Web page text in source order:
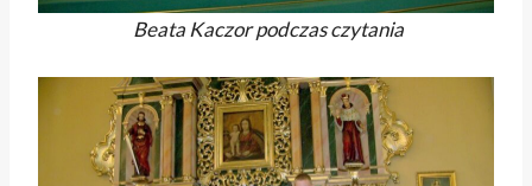
Beata Kaczor podczas czytania